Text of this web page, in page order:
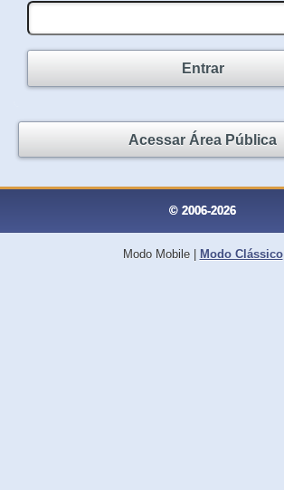
Entrar
Acessar Área Pública
© 2006-2026
Modo Mobile| Modo Clássico